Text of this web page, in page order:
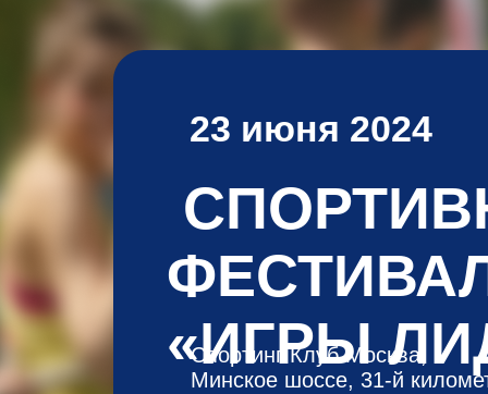
23 июня 2024
«ИГРЫ
Спортинг Клуб Москва,
Минское шоссе, 31-й